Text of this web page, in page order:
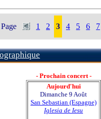
Page 1 2 3 4 5 6 7
- Prochain concert -
Aujourd'hui
Dimanche 9 Août
San Sebastian (Espagne)
Iglesia de Iesu